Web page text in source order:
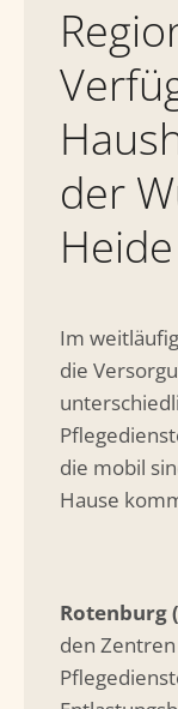
der
Heide
Im
die
die mobil
Hause
Rotenburg
den